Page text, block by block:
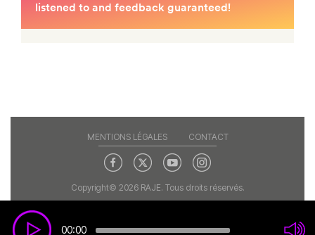
00:00
MENTIONS LÉGALES CONTACT
Copyright© 2026 RAJE. Tous droits réservés.